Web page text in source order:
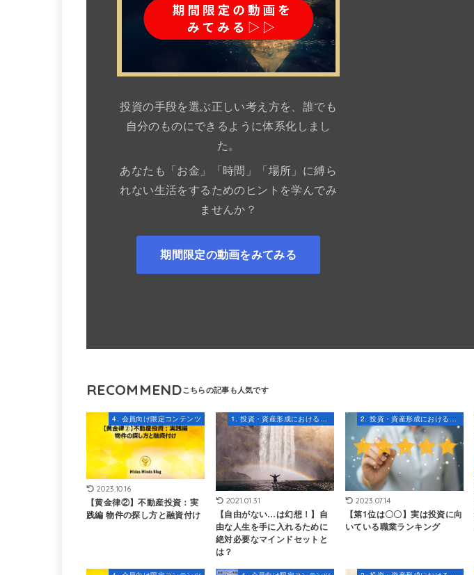
投資の手段を選ぶ正しい考え方を、誰でも
自分のものにできるように体系化しまし
た。
あなたも「お金」「時間」「場所」に縛ら
れない生活をするためのヒントを学んでみ
ませんか？
期間限定の動画をみてみる
RECOMMEND
4. 会員向け限定コンテンツ
2023.10.16
【黄金律②】不動産投資：実
践編 物件の探し方と融資付け
1. 投資・資産形成におけるマインドセット
2021.01.31
【自由がない…は幻想！】自
由な人生を手に入れるために
絶対必要なマインドセットと
は？
2. 投資・資産形成における知識とスキル
2023.07.14
【第1位は〇〇】実は投資に向
いている職業ランキング